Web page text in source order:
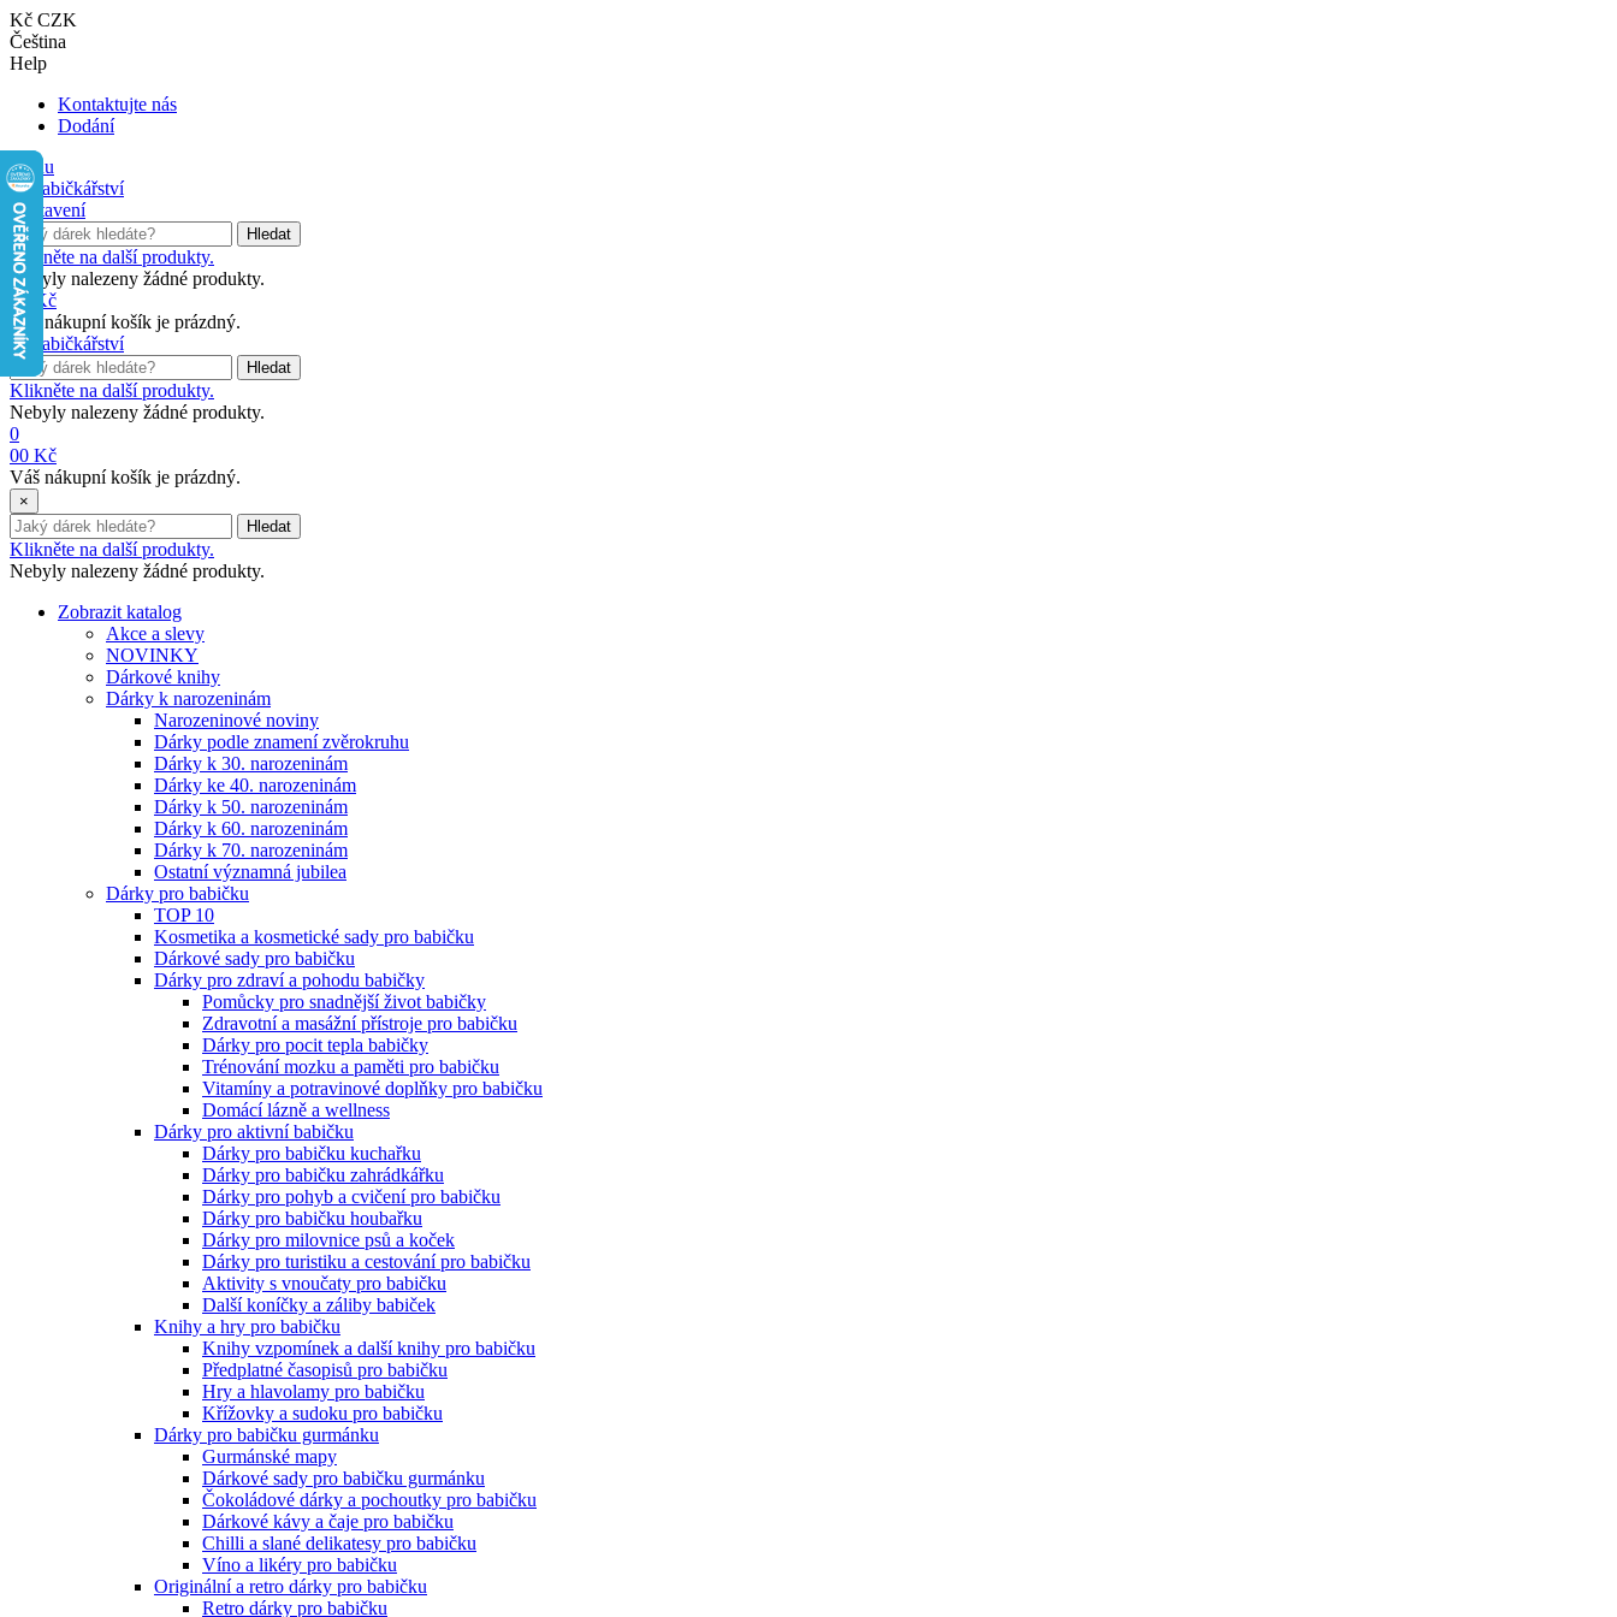
Kč CZK
Čeština
Help
Kontaktujte nás
Dodání
Menu
Nastavení
Hledat
Klikněte na další produkty.
Nebyly nalezeny žádné produkty.
00 Kč
Váš nákupní košík je prázdný.
Hledat
Klikněte na další produkty.
Nebyly nalezeny žádné produkty.
0
00 Kč
Váš nákupní košík je prázdný.
×
Hledat
Klikněte na další produkty.
Nebyly nalezeny žádné produkty.
Zobrazit katalog
Akce a slevy
NOVINKY
Dárkové knihy
Dárky k narozeninám
Narozeninové noviny
Dárky podle znamení zvěrokruhu
Dárky k 30. narozeninám
Dárky ke 40. narozeninám
Dárky k 50. narozeninám
Dárky k 60. narozeninám
Dárky k 70. narozeninám
Ostatní významná jubilea
Dárky pro babičku
TOP 10
Kosmetika a kosmetické sady pro babičku
Dárkové sady pro babičku
Dárky pro zdraví a pohodu babičky
Pomůcky pro snadnější život babičky
Zdravotní a masážní přístroje pro babičku
Dárky pro pocit tepla babičky
Trénování mozku a paměti pro babičku
Vitamíny a potravinové doplňky pro babičku
Domácí lázně a wellness
Dárky pro aktivní babičku
Dárky pro babičku kuchařku
Dárky pro babičku zahrádkářku
Dárky pro pohyb a cvičení pro babičku
Dárky pro babičku houbařku
Dárky pro milovnice psů a koček
Dárky pro turistiku a cestování pro babičku
Aktivity s vnoučaty pro babičku
Další koníčky a záliby babiček
Knihy a hry pro babičku
Knihy vzpomínek a další knihy pro babičku
Předplatné časopisů pro babičku
Hry a hlavolamy pro babičku
Křížovky a sudoku pro babičku
Dárky pro babičku gurmánku
Gurmánské mapy
Dárkové sady pro babičku gurmánku
Čokoládové dárky a pochoutky pro babičku
Dárkové kávy a čaje pro babičku
Chilli a slané delikatesy pro babičku
Víno a likéry pro babičku
Originální a retro dárky pro babičku
Retro dárky pro babičku